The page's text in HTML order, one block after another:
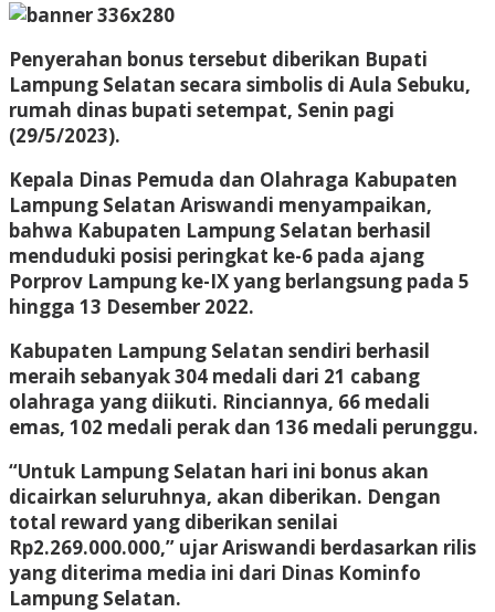
Penyerahan bonus tersebut diberikan Bupati
Lampung Selatan secara simbolis di Aula Sebuku,
rumah dinas bupati setempat, Senin pagi
(29/5/2023).
Kepala Dinas Pemuda dan Olahraga Kabupaten
Lampung Selatan Ariswandi menyampaikan,
bahwa Kabupaten Lampung Selatan berhasil
menduduki posisi peringkat ke-6 pada ajang
Porprov Lampung ke-IX yang berlangsung pada 5
hingga 13 Desember 2022.
Kabupaten Lampung Selatan sendiri berhasil
meraih sebanyak 304 medali dari 21 cabang
olahraga yang diikuti. Rinciannya, 66 medali
emas, 102 medali perak dan 136 medali perunggu.
“Untuk Lampung Selatan hari ini bonus akan
dicairkan seluruhnya, akan diberikan. Dengan
total reward yang diberikan senilai
Rp2.269.000.000,” ujar Ariswandi berdasarkan rilis
yang diterima media ini dari Dinas Kominfo
Lampung Selatan.